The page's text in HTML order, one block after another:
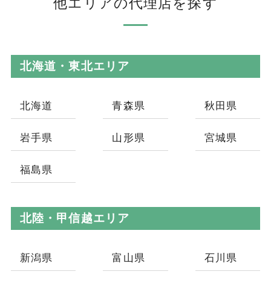
他エリアの代理店を探す
北海道・東北エリア
北海道 青森県 秋田県
岩手県 山形県 宮城県
福島県
北陸・甲信越エリア
新潟県 富山県 石川県